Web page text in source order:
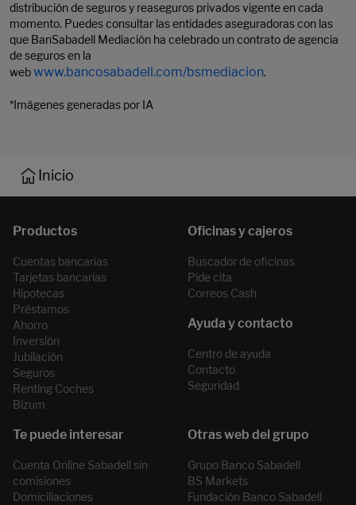
distribución de seguros y reaseguros privados vigente en cada
momento. Puedes consultar las entidades aseguradoras con las
que BanSabadell Mediación ha celebrado un contrato de agencia
de seguros en la
webwww.bancosabadell.com/bsmediacion.
*Imágenes generadas por IA
Inicio
Cuentas bancarias
Tarjetas bancarias
Hipotecas
Préstamos
Ahorro
Inversión
Jubilación
Seguros
Renting Coches
Bizum
Buscador de oficinas
Pide cita
Correos Cash
Centro de ayuda
Contacto
Seguridad
Cuenta Online Sabadell sin
comisiones
Domiciliaciones
Grupo Banco Sabadell
BS Markets
Fundación Banco Sabadell